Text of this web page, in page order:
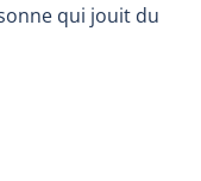
qui jouit du